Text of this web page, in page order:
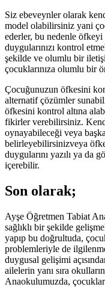
Siz ebeveynler olarak
model olabilirsiniz yani
ederler, bu nedenle
duygularınızı kontrol
şekilde ve olumlu bir
çocuklarınıza olumlu bir
Çocuğunuzun öfkesini
alternatif çözümler
öfkesini kontrol altına
fikirler verebilirsiniz.
oynayabileceği veya
belirleyebilirsinizveya
duygularını yazılı ya da
içerebilir.
Son olarak;
Ayşe Öğretmen Tabiat
sağlıklı bir şekilde
yapıp bu doğrultuda,
problemleriyle de
duygusal gelişimi
ailelerin yanı sıra
Anaokulumuzda,